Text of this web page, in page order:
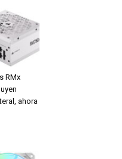
RMx
ahora